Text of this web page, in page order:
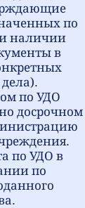
по
наличии
в
дела).
по УДО
досрочном
по УДО в
по